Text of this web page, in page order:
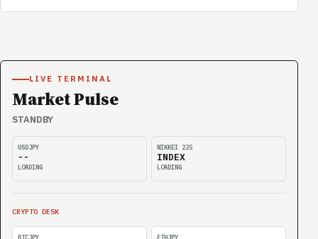
LIVE TERMINAL
Market Pulse
STANDBY
USDJPY
--
LOADING
NIKKEI 225
INDEX
LOADING
CRYPTO DESK
BTCJPY ETHJPY